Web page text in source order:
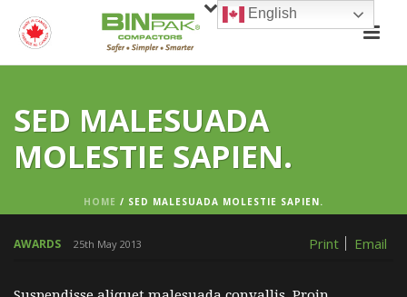
SED MALESUADA
MOLESTIE SAPIEN.
HOME / SED MALESUADA MOLESTIE SAPIEN.
Print Email
AWARDS 25th May 2013
English